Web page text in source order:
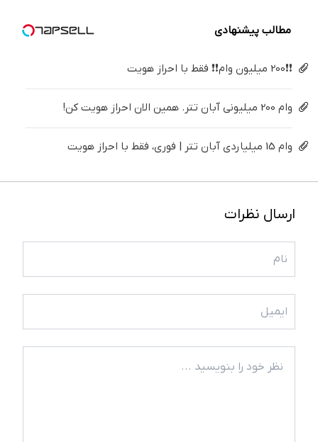
مطالب پیشنهادی
❗❗200 میلیون وام❗❗ فقط با احراز هویت
وام 200 میلیونی آبان تتر. همین الان احراز هویت کن!
وام 15 میلیاردی آبان تتر | فوری، فقط با احراز هویت
ارسال نظرات